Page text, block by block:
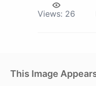
Views: 26
This Image